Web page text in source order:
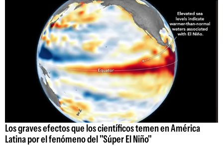
Los graves efectos que los científicos temen en América
Latina por el fenómeno del "Súper El Niño"